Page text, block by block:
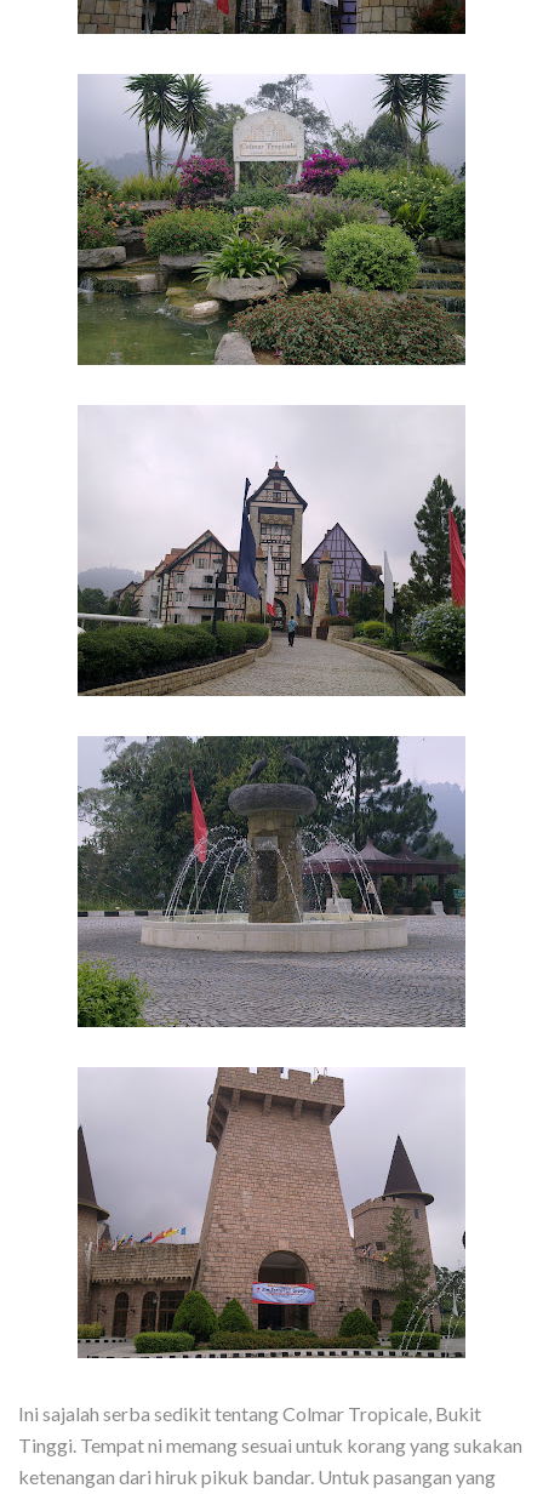
Ini sajalah serba sedikit tentang Colmar Tropicale, Bukit
Tinggi. Tempat ni memang sesuai untuk korang yang sukakan
ketenangan dari hiruk pikuk bandar. Untuk pasangan yang